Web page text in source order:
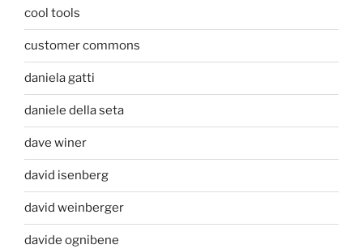
cool tools
customer commons
daniela gatti
daniele della seta
dave winer
david isenberg
david weinberger
davide ognibene